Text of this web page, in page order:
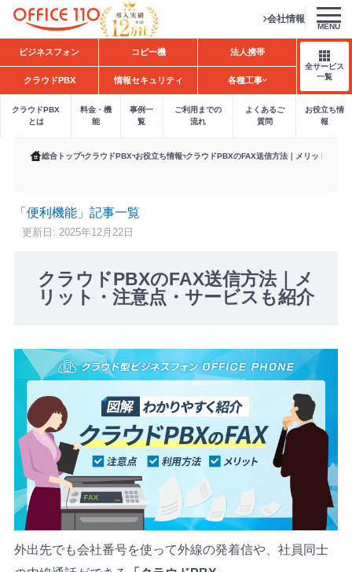
H
o
会社情報
MENU
ビジネスフォン コピー機 法人携帯
クラウドPBX 情報セキュリティ 各種工事
全サービス
一覧
クラウドPBX
とは
料金・機
能
事例一
覧
ご利用までの
流れ
よくあるご
質問
お役立ち情
報
総合トップ クラウドPBX お役立ち情報 クラウドPBXのFAX送信方法｜メリット・注
「便利機能」記事一覧
更新日: 2025年12月22日
クラウドPBXのFAX送信方法｜メ
リット・注意点・サービスも紹介
外出先でも会社番号を使って外線の発着信や、社員同士